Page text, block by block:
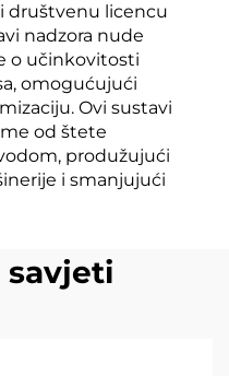
društvenu licencu
nadzora nude
o učinkovitosti
omogućujući
Ovi sustavi
od štete
produžujući
i smanjujući
savjeti